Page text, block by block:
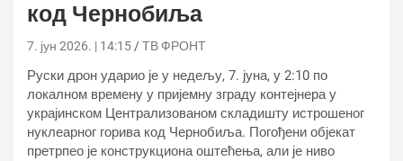
код Чернобиља
7. јун 2026. | 14:15 ТВ ФРОНТ
Руски дрон ударио је у недељу, 7. јуна, у 2:10 по
локалном времену у пријемну зграду контејнера у
украјинском Централизованом складишту истрошеног
нуклеарног горива код Чернобиља. Погођени објекат
претрпео је конструкциона оштећења, али је ниво